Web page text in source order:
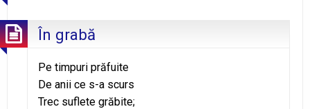
În grabă
Pe timpuri prăfuite
De anii ce s-a scurs
Trec suflete grăbite;